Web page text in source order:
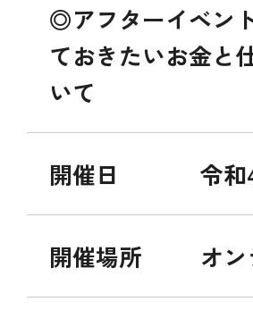
◎アフターイベン
ておきたいお金と
いて
開催日 令和
開催場所 オ